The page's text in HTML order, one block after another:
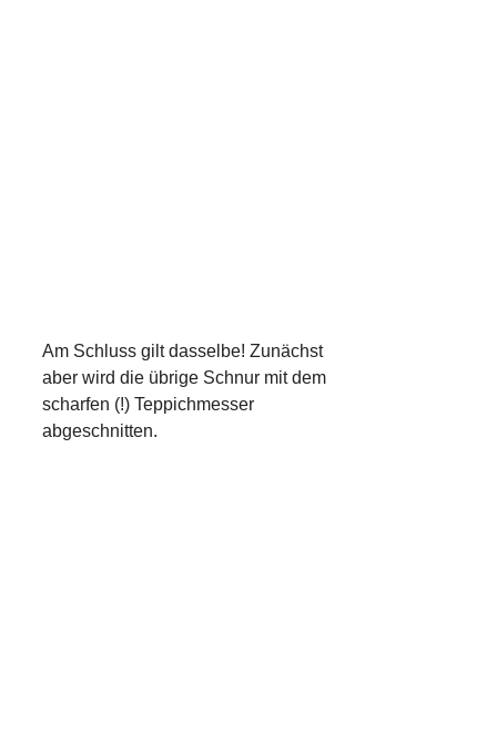
Am Schluss gilt dasselbe! Zunächst
aber wird die übrige Schnur mit dem
scharfen (!) Teppichmesser
abgeschnitten.